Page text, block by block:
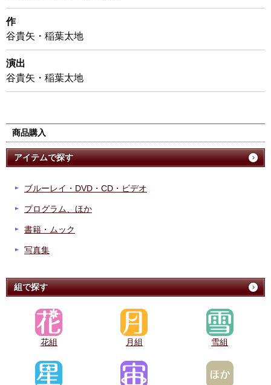
作
谷貴矢・稲葉太地
演出
谷貴矢・稲葉太地
商品購入
アイテムで探す
ブルーレイ・DVD・CD・ビデオ
プログラム、ほか
書籍・ムック
写真集
組で探す
花組 月組 雪組